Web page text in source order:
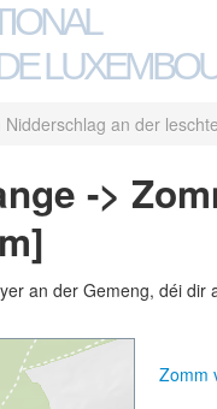
an der
->
an der Gemeng, déi
Zomm